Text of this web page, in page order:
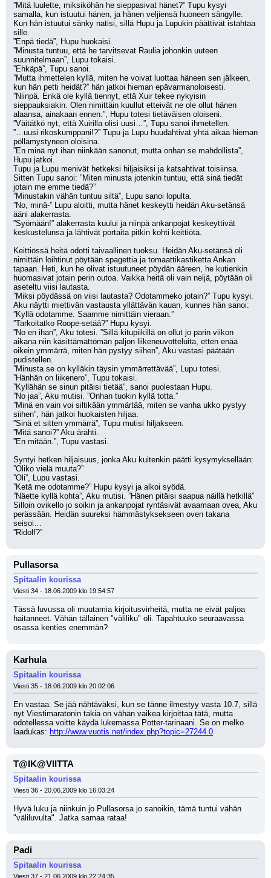
”Mitä luulette, miksiköhän he sieppasivat hänet?” Tupu kysyi
samalla, kun istuutui hänen, ja hänen veljiensä huoneen sängylle.
Kun hän istuutui sänky natisi, sillä Hupu ja Lupukin päättivät istahtaa
sille.
”Enpä tiedä”, Hupu huokaisi.
”Minusta tuntuu, että he tarvitsevat Raulia johonkin uuteen
suunnitelmaan”, Lupu tokaisi.
”Ehkäpä”, Tupu sanoi.
”Mutta ihmettelen kyllä, miten he voivat luottaa häneen sen jälkeen,
kun hän petti heidät?” hän jatkoi hieman epävarmanoloisesti.
”Niinpä. Enkä ole kyllä tiennyt, että Xuir tekee nykyisin
sieppauksiakin. Olen nimittäin kuullut etteivät ne ole ollut hänen
alaansa, ainakaan ennen.”, Hupu totesi tietäväisen oloiseni.
”Väitätkö nyt, että Xuirilla olisi uusi…”, Tupu sanoi ihmetellen.
”…uusi rikoskumppani!?” Tupu ja Lupu huudahtivat yhtä aikaa hieman
pöllämystyneen oloisina.
”En minä nyt ihan niinkään sanonut, mutta onhan se mahdollista”,
Hupu jatkoi.
Tupu ja Lupu menivät hetkeksi hiljaisiksi ja katsahtivat toisiinsa.
Sitten Tupu sanoi: ”Miten minusta jotenkin tuntuu, että sinä tiedät
jotain me emme tiedä?”
”Minustakin vähän tuntuu siltä”, Lupu sanoi lopulta.
”No, minä-” Lupu aloitti, mutta hänet keskeytti heidän Aku-setänsä
ääni alakerrasta.
”Syömään!” alakerrasta kuului ja niinpä ankanpojat keskeyttivät
keskustelunsa ja lähtivät portaita pitkin kohti keittiötä.
Keittiössä heitä odotti taivaallinen tuoksu. Heidän Aku-setänsä oli
nimittäin loihtinut pöytään spagettia ja tomaattikastiketta Ankan
tapaan. Heti, kun he olivat istuutuneet pöydän ääreen, he kutienkin
huomasivat jotain perin outoa. Vaikka heitä oli vain neljä, pöytään oli
aseteltu viisi lautasta.
”Miksi pöydässä on viisi lautasta? Odotammeko jotain?” Tupu kysyi.
Aku näytti miettivän vastausta yllättävän kauan, kunnes hän sanoi:
”Kyllä odotamme. Saamme nimittäin vieraan.”
”Tarkoitatko Roope-setää?” Hupu kysyi.
”No en ihan”, Aku totesi. ”Sillä kitupiikillä on ollut jo parin viikon
aikana niin käsittämättömän paljon liikeneuvotteluita, etten enää
oikein ymmärrä, miten hän pystyy siihen”, Aku vastasi päätään
pudistellen.
”Minusta se on kylläkin täysin ymmärrettävää”, Lupu totesi.
”Hänhän on liikenero”, Tupu tokaisi.
”Kyllähän se sinun pitäisi tietää”, sanoi puolestaan Hupu.
”No jaa”, Aku mutisi. ”Onhan tuokin kyllä totta.”
”Minä en vain voi siltikään ymmärtää, miten se vanha ukko pystyy
siihen”, hän jatkoi huokaisten hiljaa.
”Sinä et sitten ymmärrä”, Tupu mutisi hiljakseen.
”Mitä sanoi?” Aku ärähti.
”En mitään.”, Tupu vastasi.
Syntyi hetken hiljaisuus, jonka Aku kuitenkin päätti kysymyksellään:
”Oliko vielä muuta?”
”Oli”, Lupu vastasi.
”Ketä me odotamme?” Hupu kysyi ja alkoi syödä.
”Näette kyllä kohta”, Aku mutisi. ”Hänen pitäisi saapua näillä hetkillä”
Silloin ovikello jo soikin ja ankanpojat ryntäsivät avaamaan ovea, Aku
perässään. Heidän suureksi hämmästyksekseen oven takana
seisoi…
”Ridolf?”
Pullasorsa
Spitaalin kourissa
Viesti 34 - 18.06.2009 klo 19:54:57
Tässä luvussa oli muutamia kirjoitusvirheitä, mutta ne eivät paljoa
haitanneet. Vähän tällainen "väliliku" oli. Tapahtuuko seuraavassa
osassa kenties enemmän?
Karhula
Spitaalin kourissa
Viesti 35 - 18.06.2009 klo 20:02:06
En vastaa. Se jää nähtäväksi, kun se tänne ilmestyy vasta 10.7, sillä
nyt Viestimaratonin takia on vähän vaikea kirjoittaa tätä, mutta
odotellessa voitte käydä lukemassa Potter-tarinaani. Se on melko
laadukas: http://www.vuotis.net/index.php?topic=27244.0
T@IK@VIITTA
Spitaalin kourissa
Viesti 36 - 20.06.2009 klo 16:03:24
Hyvä luku ja niinkuin jo Pullasorsa jo sanoikin, tämä tuntui vähän
"väliluvulta". Jatka samaa rataa!
Padi
Spitaalin kourissa
Viesti 37 - 21.06.2009 klo 22:24:35